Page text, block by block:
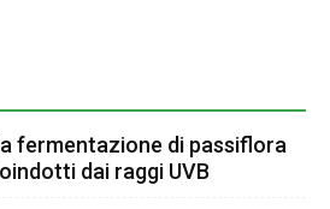
fermentazione di passiflora
dai raggi UVB